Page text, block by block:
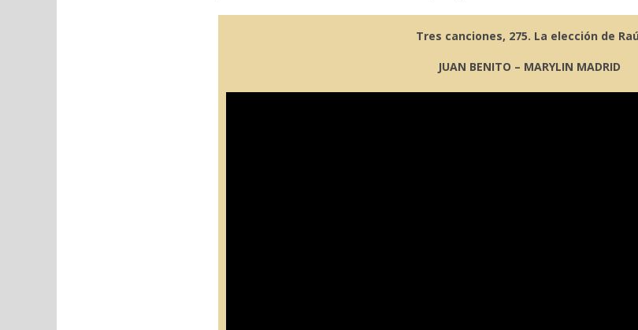
Tres canciones, 275. La elección de
JUAN BENITO – MARYLIN MADRID